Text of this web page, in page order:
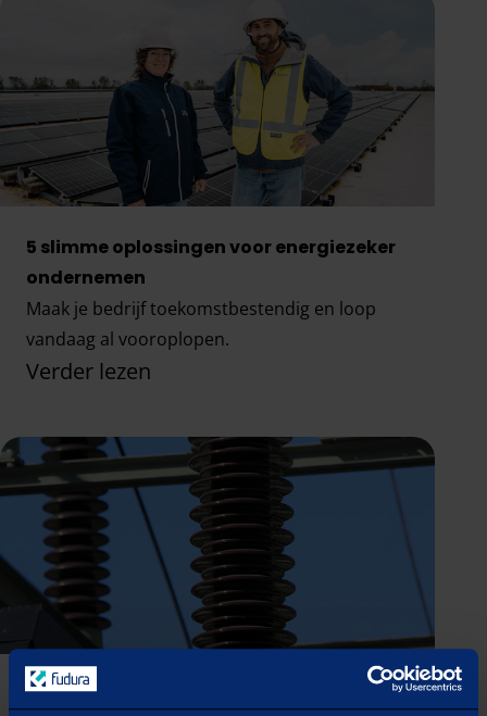
vooruitgang in Hoogeveen lieten Erwin Mulder
en Tim Haarlem zien waar nieuwe ruimte
ontstaat. Dit zijn de belangrijkste inzichten.
5 slimme oplossingen voor energiezeker
ondernemen
Maak je bedrijf toekomstbestendig en loop
vandaag al vooroplopen.
Verder lezen
5 slimme oplossingen voor energiezeker
Grote stap vooruit voor stroomafname